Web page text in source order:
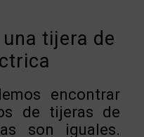
tijera de
encontrar
de tijeras de
son iguales.